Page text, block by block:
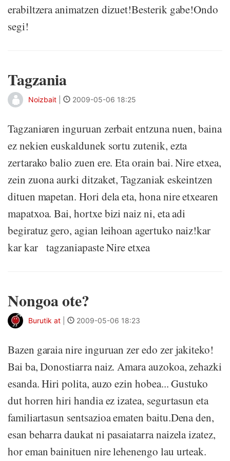
erabiltzera animatzen dizuet!Besterik gabe!Ondo
segi!
Tagzania
Noizbait 2009-05-06 18:25
Tagzaniaren inguruan zerbait entzuna nuen, baina
ez nekien euskaldunek sortu zutenik, ezta
zertarako balio zuen ere. Eta orain bai. Nire etxea,
zein zuona aurki ditzaket, Tagzaniak eskeintzen
dituen mapetan. Hori dela eta, hona nire etxearen
mapatxoa. Bai, hortxe bizi naiz ni, eta adi
begiratuz gero, agian leihoan agertuko naiz!kar
kar kar tagzaniapaste Nire etxea
Nongoa ote?
Burutik at 2009-05-06 18:23
Bazen garaia nire inguruan zer edo zer jakiteko!
Bai ba, Donostiarra naiz. Amara auzokoa, zehazki
esanda. Hiri polita, auzo ezin hobea... Gustuko
dut horren hiri handia ez izatea, segurtasun eta
familiartasun sentsazioa ematen baitu.Dena den,
esan beharra daukat ni pasaiatarra naizela izatez,
hor eman bainituen nire lehenengo lau urteak.